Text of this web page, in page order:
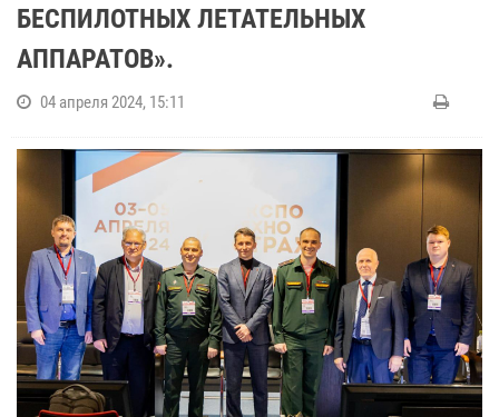
БЕСПИЛОТНЫХ ЛЕТАТЕЛЬНЫХ
АППАРАТОВ».
04 апреля 2024, 15:11